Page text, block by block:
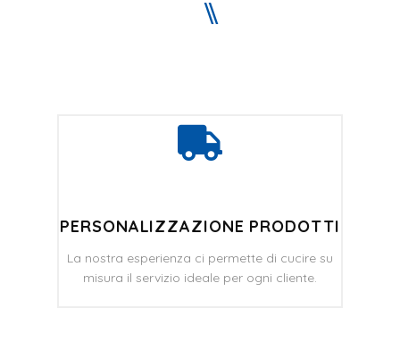
PERSONALIZZAZIONE PRODOTTI
La nostra esperienza ci permette di cucire su
misura il servizio ideale per ogni cliente.